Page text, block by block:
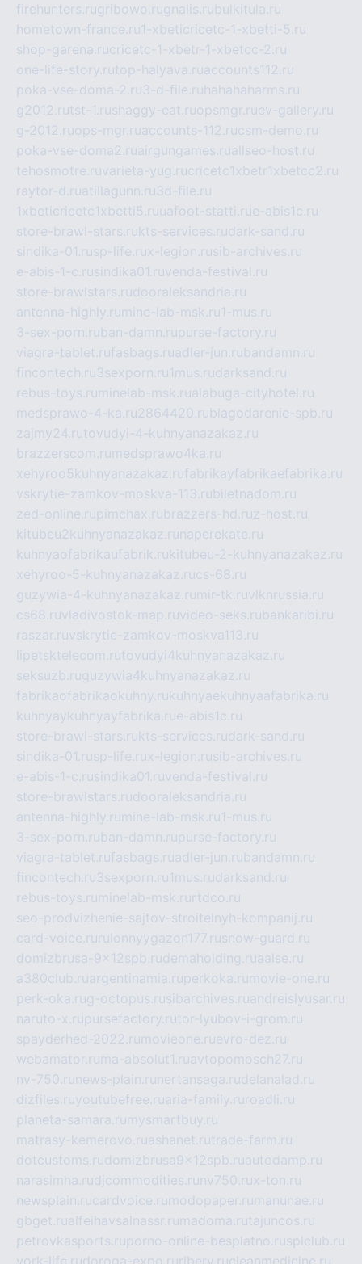
firehunters.rugribowo.rugnalis.rubulkitula.ru
hometown-france.ru1-xbeticricetc-1-xbetti-5.ru
shop-garena.rucricetc-1-xbetr-1-xbetcc-2.ru
one-life-story.rutop-halyava.ruaccounts112.ru
poka-vse-doma-2.ru3-d-file.ru hahahaharms.ru
g2012.rutst-1.rushaggy-cat.ruopsmgr.ruev-gallery.ru
g-2012.ruops-mgr.ruaccounts-112.rucsm-demo.ru
poka-vse-doma2.ruairgungames.ruallseo-host.ru
tehosmotre.ruvarieta-yug.rucricetc1xbetr1xbetcc2.ru
raytor-d.ruatillagunn.ru3d-file.ru
1xbeticricetc1xbetti5.ruuafoot-statti.rue-abis1c.ru
store-brawl-stars.rukts-services.rudark-sand.ru
sindika-01.rusp-life.rux-legion.rusib-archives.ru
e-abis-1-c.rusindika01.ruvenda-festival.ru
store-brawlstars.rudooraleksandria.ru
antenna-highly.ru mine-lab-msk.ru1-mus.ru
3-sex-porn.ruban-damn.rupurse-factory.ru
viagra-tablet.rufasbags.ruadler-jun.rubandamn.ru
fincontech.ru3sexporn.ru1mus.rudarksand.ru
rebus-toys.ru minelab-msk.rualabuga-cityhotel.ru
medsprawo-4-ka.ru2864420.rublagodarenie-spb.ru
zajmy24.rutovudyi-4-kuhnyanazakaz.ru
brazzerscom.ru medsprawo4ka.ru
xehyroo5kuhnyanazakaz.rufabrikayfabrikaefabrika.ru
vskrytie-zamkov-moskva-113.rubiletnadom.ru
zed-online.rupimchax.rubrazzers-hd.ruz-host.ru
kitubeu2kuhnyanazakaz.ru naperekate.ru
kuhnyaofabrikaufabrik.rukitubeu-2-kuhnyanazakaz.ru
xehyroo-5-kuhnyanazakaz.rucs-68.ru
guzywia-4-kuhnyanazakaz.ru mir-tk.ruvlknrussia.ru
cs68.ruvladivostok-map.ruvideo-seks.rubankaribi.ru
raszar.ruvskrytie-zamkov-moskva113.ru
lipetsktelecom.rutovudyi4kuhnyanazakaz.ru
seksuzb.ruguzywia4kuhnyanazakaz.ru
fabrikaofabrikaokuhny.rukuhnyaekuhnyaafabrika.ru
kuhnyaykuhnyayfabrika.rue-abis1c.ru
store-brawl-stars.rukts-services.rudark-sand.ru
sindika-01.rusp-life.rux-legion.rusib-archives.ru
e-abis-1-c.rusindika01.ruvenda-festival.ru
store-brawlstars.rudooraleksandria.ru
antenna-highly.ru mine-lab-msk.ru1-mus.ru
3-sex-porn.ruban-damn.rupurse-factory.ru
viagra-tablet.rufasbags.ruadler-jun.rubandamn.ru
fincontech.ru3sexporn.ru1mus.rudarksand.ru
rebus-toys.ru minelab-msk.ru rtdco.ru
seo-prodvizhenie-sajtov-stroitelnyh-kompanij.ru
card-voice.ru rulonnyygazon177.rusnow-guard.ru
domizbrusa-9x12spb.rudemaholding.ruaalse.ru
a380club.ruargentinamia.ruperkoka.ru movie-one.ru
perk-oka.rug-octopus.rusibarchives.ruandreislyusar.ru
naruto-x.rupursefactory.rutor-lyubov-i-grom.ru
spayderhed-2022.ru movieone.ruevro-dez.ru
webamator.ru ma-absolut1.ruavtopomosch27.ru
nv-750.ru news-plain.ru nertansaga.rudelanalad.ru
dizfiles.ruyoutubefree.ruaria-family.ru roadli.ru
planeta-samara.ru mysmartbuy.ru
matrasy-kemerovo.ruashanet.rutrade-farm.ru
dotcustoms.rudomizbrusa9x12spb.ruautodamp.ru
narasimha.rudjcommodities.ru nv750.rux-ton.ru
newsplain.rucardvoice.ru modopaper.ru manunae.ru
gbget.rualfeihavsalnassr.ru madoma.rutajuncos.ru
petrovkasports.ruporno-online-besplatno.rusplclub.ru
york-life.rudoroga-expo.ru ribery.rucleanmedicine.ru